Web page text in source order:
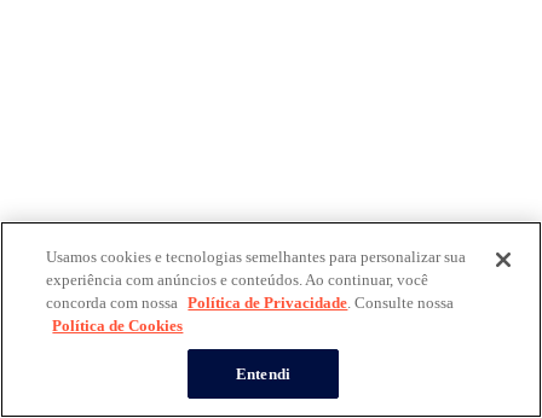
Usamos cookies e tecnologias semelhantes para personalizar sua
experiência com anúncios e conteúdos. Ao continuar, você
concorda com nossa Política de Privacidade. Consulte nossa
Política de Cookies
Entendi